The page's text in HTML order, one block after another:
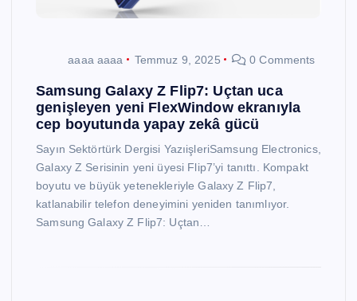
aaaa aaaa Temmuz 9, 2025 0 Comments
Samsung Galaxy Z Flip7: Uçtan uca
genişleyen yeni FlexWindow ekranıyla
cep boyutunda yapay zekâ gücü
Sayın Sektörtürk Dergisi YazıişleriSamsung Electronics,
Galaxy Z Serisinin yeni üyesi Flip7’yi tanıttı. Kompakt
boyutu ve büyük yetenekleriyle Galaxy Z Flip7,
katlanabilir telefon deneyimini yeniden tanımlıyor.
Samsung Galaxy Z Flip7: Uçtan…